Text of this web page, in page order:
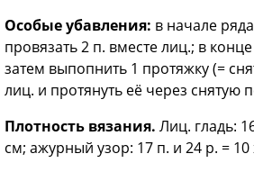
Особые убавления: в начале
провязать 2 п. вместе лиц.; в
затем выпопнить 1 протяжку (=
лиц. и протянуть её через снятую
Плотность вязания. Лиц. гладь:
см; ажурный узор: 17 п. и 24 р. = 10